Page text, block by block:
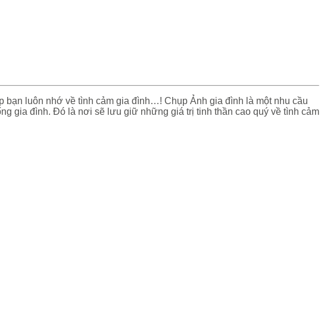
bạn luôn nhớ về tình cảm gia đình…! Chụp Ảnh gia đình là một nhu cầu
gia đình. Đó là nơi sẽ lưu giữ những giá trị tinh thần cao quý về tình cảm